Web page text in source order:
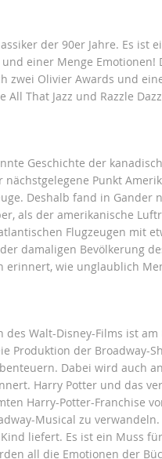
der 90er Jahre. Es ist
einer Menge Emotionen!
zwei Olivier Awards und
All That Jazz und Razzle
Geschichte der
Punkt
Deshalb fand in Gander
als der amerikanische
Flugzeugen mit
damaligen Bevölkerung
erinnert, wie unglaublich
Walt-Disney-Films ist am
Produktion der Broadway-
Dabei wird auch
Harry Potter und das
Harry-Potter-Franchise
Musical zu verwandeln.
liefert. Es ist ein Muss
all die Emotionen der